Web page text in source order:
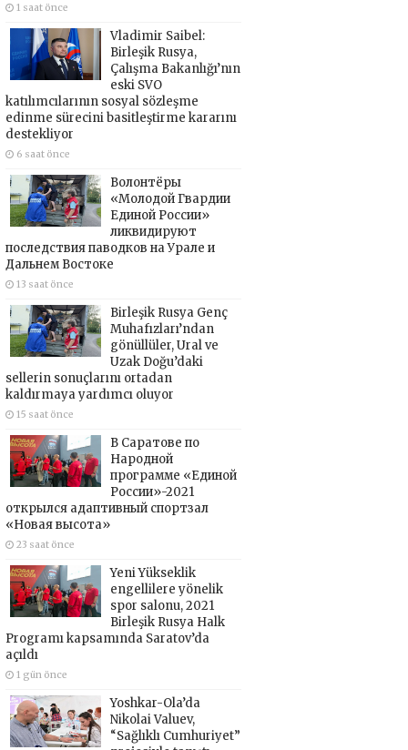
1 saat önce
Vladimir Saibel:
Birleşik Rusya,
Çalışma Bakanlığı’nın
eski SVO
katılımcılarının sosyal sözleşme
edinme sürecini basitleştirme kararını
destekliyor
6 saat önce
Волонтёры
«Молодой Гвардии
Единой России»
ликвидируют
последствия паводков на Урале и
Дальнем Востоке
13 saat önce
Birleşik Rusya Genç
Muhafızları’ndan
gönüllüler, Ural ve
Uzak Doğu’daki
sellerin sonuçlarını ortadan
kaldırmaya yardımcı oluyor
15 saat önce
В Саратове по
Народной
программе «Единой
России»-2021
открылся адаптивный спортзал
«Новая высота»
23 saat önce
Yeni Yükseklik
engellilere yönelik
spor salonu, 2021
Birleşik Rusya Halk
Programı kapsamında Saratov’da
açıldı
1 gün önce
Yoshkar-Ola’da
Nikolai Valuev,
“Sağlıklı Cumhuriyet”